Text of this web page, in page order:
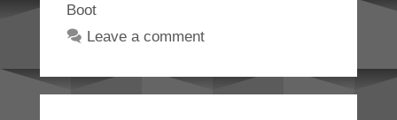
Boot
Leave a comment